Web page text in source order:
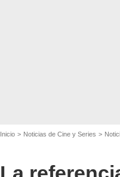
Inicio Noticias de Cine y Series